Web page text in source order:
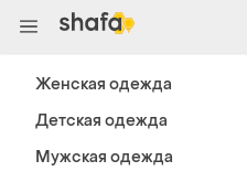
Женская одежда
Детская одежда
Мужская одежда